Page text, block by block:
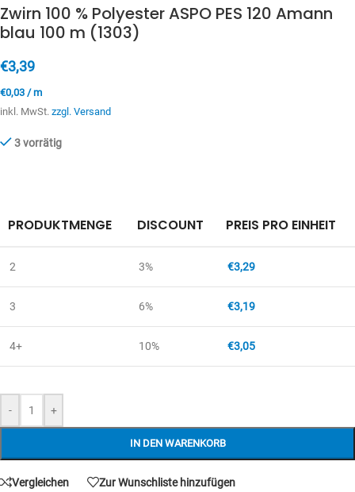
Zwirn 100 % Polyester ASPO PES 120 Amann
blau 100 m (1303)
€3,39
€0,03 /m
inkl. MwSt. zzgl. Versand
3 vorrätig
- +
IN DEN WARENKORB
PRODUKTMENGE DISCOUNT PREIS PRO EINHEIT
2 3% €3,29
3 6% €3,19
4+ 10% €3,05
Vergleichen Zur Wunschliste hinzufügen